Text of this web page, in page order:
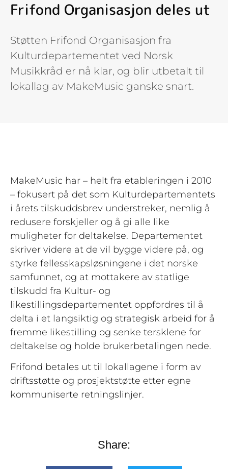
Frifond Organisasjon deles ut
Støtten Frifond Organisasjon fra
Kulturdepartementet ved Norsk
Musikkråd er nå klar, og blir utbetalt til
lokallag av MakeMusic ganske snart.
MakeMusic har – helt fra etableringen i 2010
– fokusert på det som Kulturdepartementets
i årets tilskuddsbrev understreker, nemlig å
redusere forskjeller og å gi alle like
muligheter for deltakelse. Departementet
skriver videre at de vil bygge videre på, og
styrke fellesskapsløsningene i det norske
samfunnet, og at mottakere av statlige
tilskudd fra Kultur- og
likestillingsdepartementet oppfordres til å
delta i et langsiktig og strategisk arbeid for å
fremme likestilling og senke tersklene for
deltakelse og holde brukerbetalingen nede.
Frifond betales ut til lokallagene i form av
driftsstøtte og prosjektstøtte etter egne
kommuniserte retningslinjer.
Share: